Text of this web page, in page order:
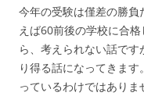
今年の受験は僅差の勝
えば60前後の学校に合
ら、考えられない話で
り得る話になってきま
っているわけではあり